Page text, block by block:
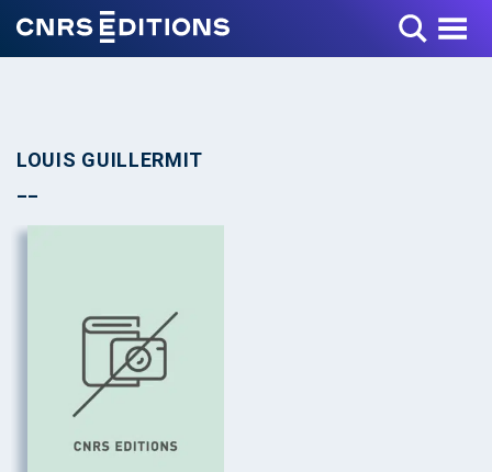
Toggle Menu
LOUIS GUILLERMIT